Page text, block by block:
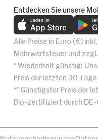
Entdecken Sie unsere
Alle Preise in Euro (€)
Mehrwertsteuer und zzgl.
* Wiederholt günstig:
Preis der letzten 30
** Günstigster Preis der
Bio-zertifiziert durch